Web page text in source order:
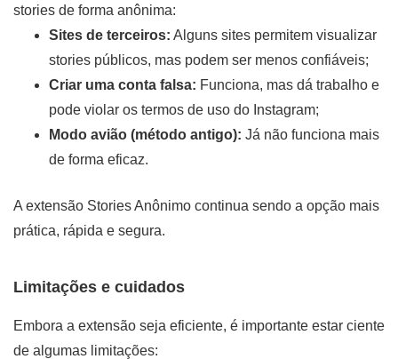
stories de forma anônima:
Sites de terceiros: Alguns sites permitem visualizar
stories públicos, mas podem ser menos confiáveis;
Criar uma conta falsa: Funciona, mas dá trabalho e
pode violar os termos de uso do Instagram;
Modo avião (método antigo): Já não funciona mais
de forma eficaz.
A extensão Stories Anônimo continua sendo a opção mais
prática, rápida e segura.
Limitações e cuidados
Embora a extensão seja eficiente, é importante estar ciente
de algumas limitações: